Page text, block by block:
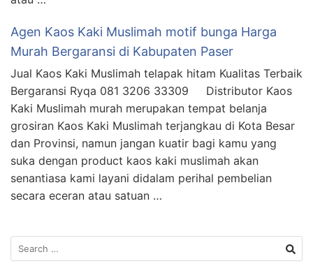
Agen Kaos Kaki Muslimah motif bunga Harga
Murah Bergaransi di Kabupaten Paser
Jual Kaos Kaki Muslimah telapak hitam Kualitas Terbaik
Bergaransi Ryqa 081 3206 33309 Distributor Kaos
Kaki Muslimah murah merupakan tempat belanja
grosiran Kaos Kaki Muslimah terjangkau di Kota Besar
dan Provinsi, namun jangan kuatir bagi kamu yang
suka dengan product kaos kaki muslimah akan
senantiasa kami layani didalam perihal pembelian
secara eceran atau satuan …
Search
for: